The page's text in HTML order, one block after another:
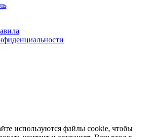
используются файлы cookie, чтобы